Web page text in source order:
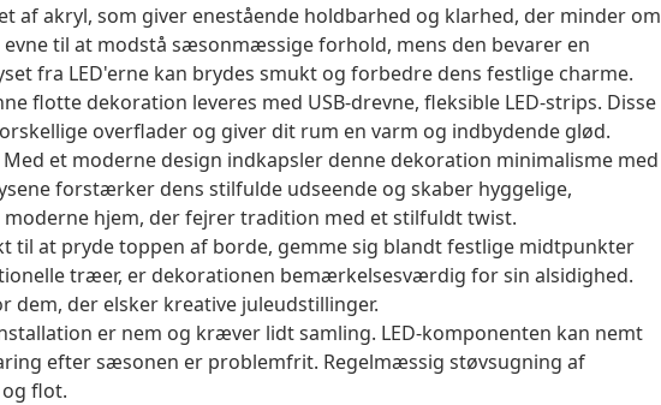
af akryl, som giver enestående holdbarhed og klarhed, der minder om
til at modstå sæsonmæssige forhold, mens den bevarer en
fra LED'erne kan brydes smukt og forbedre dens festlige charme.
flotte dekoration leveres med USB-drevne, fleksible LED-strips. Disse
overflader og giver dit rum en varm og indbydende glød.
Med et moderne design indkapsler denne dekoration minimalisme med
forstærker dens stilfulde udseende og skaber hyggelige,
hjem, der fejrer tradition med et stilfuldt twist.
til at pryde toppen af borde, gemme sig blandt festlige midtpunkter
træer, er dekorationen bemærkelsesværdig for sin alsidighed.
dem, der elsker kreative juleudstillinger.
er nem og kræver lidt samling. LED-komponenten kan nemt
efter sæsonen er problemfrit. Regelmæssig støvsugning af
flot.